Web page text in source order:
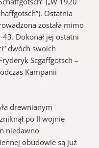
Ostatnia
została mimo
Dokonał jej ostatni
dwóch swoich
Scgaffgotsch –
Kampanii
drewnianym
po II wojnie
niedawno
obudowie są już